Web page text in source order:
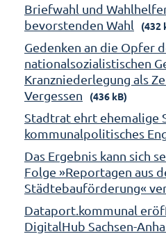
Briefwahl und
bevorstenden Wahl
(432
Gedenken an die Opfer
nationalsozialistischen
Kranzniederlegung als
Vergessen
(436 kB)
Stadtrat ehrt ehemalige
kommunalpolitisches
Das Ergebnis kann sich
Folge »Reportagen aus
Städtebauförderung«
Dataport.kommunal
DigitalHub Sachsen-